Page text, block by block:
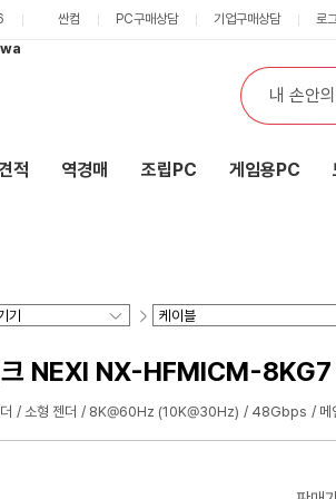
싼컴 PC구매상담 기업구매상담 로
적 역경매 조립PC 게임용PC
크 NEXI NX-HFMICM-
소형 젠더 8K@60Hz (10K@30Hz) 48Gbps 메